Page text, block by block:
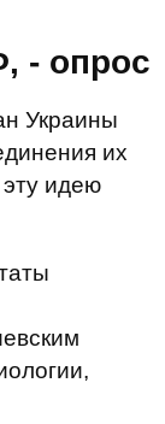
- опрос
Украины
их
идею